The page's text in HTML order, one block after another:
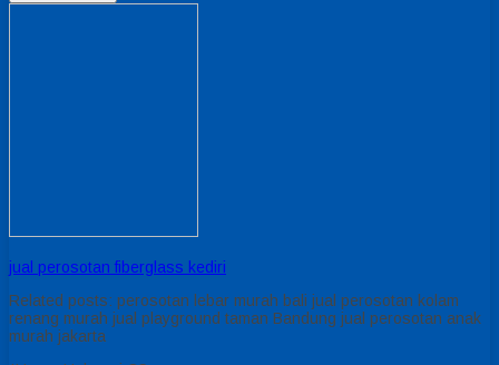
jual perosotan fiberglass kediri
Related posts: perosotan lebar murah bali jual perosotan kolam
renang murah jual playground taman Bandung jual perosotan anak
murah jakarta